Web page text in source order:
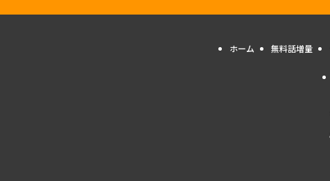
ホーム 無料話増量